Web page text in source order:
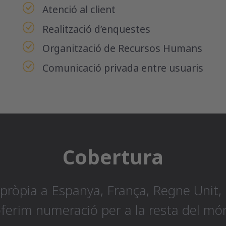
Atenció al client
Realització d’enquestes
Organització de Recursos Humans
Comunicació privada entre usuaris
Cobertura
a Espanya, França, Regne
numeració per a la resta del